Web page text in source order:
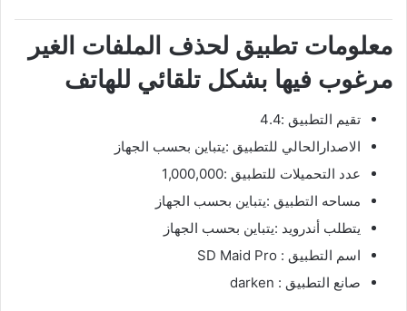
معلومات تطبيق لحذف الملفات الغير
مرغوب فيها بشكل تلقائي للهاتف
تقيم التطبيق :4.4
الاصدارالحالي للتطبيق :يتباين بحسب الجهاز
عدد التحميلات للتطبيق :1,000,000
مساحه التطبيق :يتباين بحسب الجهاز
يتطلب أندرويد :يتباين بحسب الجهاز
اسم التطبيق : ‏SD Maid Pro
صانع التطبيق : darken